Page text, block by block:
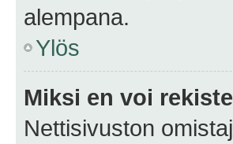
alempana.
Ylös
Miksi en voi
Nettisivuston